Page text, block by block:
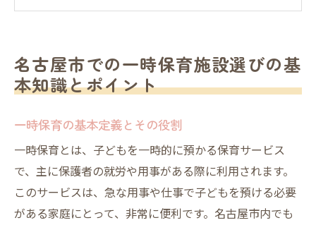
安全性を重視した施設選びのチェックポイ
ント
安心して預けられる一時保育施設を見つける方
法
施設の評判を調べるための方法
保育スタッフの資格と経験を確認する
設備と環境が安全であることの確認方法
名古屋市での一時保育施設選びの基
本知識とポイント
一時保育の基本定義とその役割
一時保育とは、子どもを一時的に預かる保育サービス
で、主に保護者の就労や用事がある際に利用されます。
このサービスは、急な用事や仕事で子どもを預ける必要
がある家庭にとって、非常に便利です。名古屋市内でも